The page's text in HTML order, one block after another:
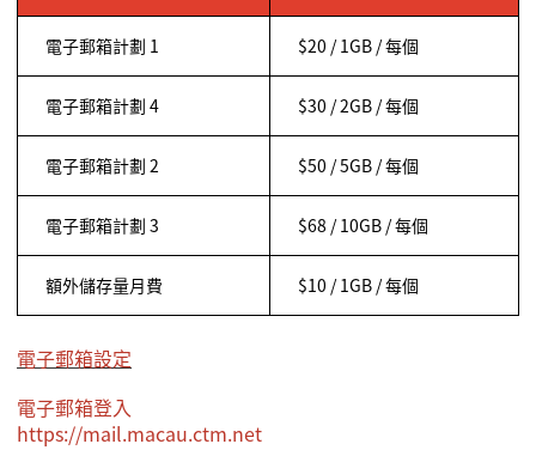
電子郵箱計劃 1 $20 / 1GB /每個
電子郵箱計劃 4 $30 / 2GB /每個
電子郵箱計劃2 $50 / 5GB /每個
電子郵箱計劃3 $68 / 10GB /每個
額外儲存量月費 $10 / 1GB /每個
電子郵箱設定
電子郵箱登入
https://mail.macau.ctm.net